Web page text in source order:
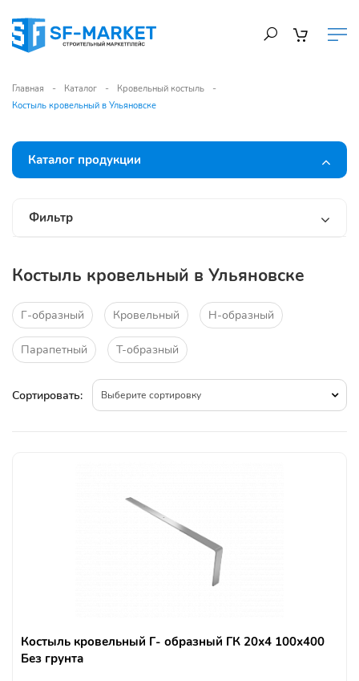
Главная Каталог
Кровельный костыль
Костыль кровельный в Ульяновске
Каталог продукции
Фильтр
Костыль кровельный в Ульяновске
Г-образный Кровельный Н-образный
Парапетный Т-образный
Сортировать: Выберите сортировку
Костыль кровельный Г- образный ГК 20х4 100х400
Без грунта